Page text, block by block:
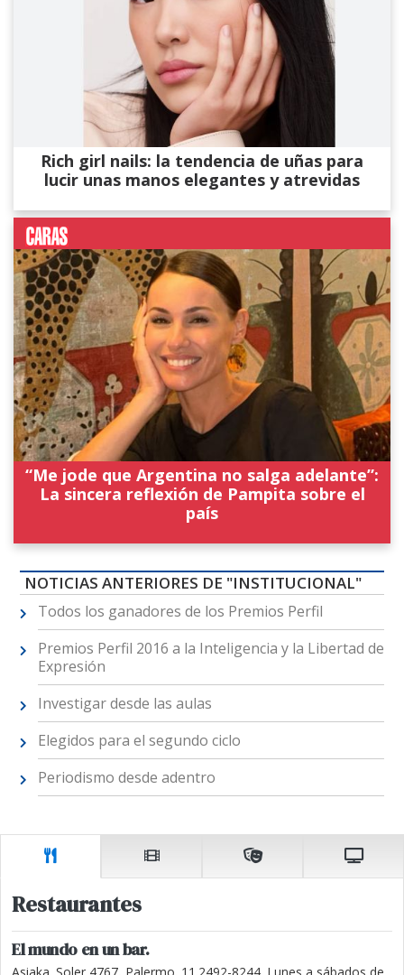
Rich girl nails: la tendencia de uñas para
lucir unas manos elegantes y atrevidas
“Me jode que Argentina no salga adelante”:
La sincera reflexión de Pampita sobre el
país
NOTICIAS ANTERIORES DE "INSTITUCIONAL"
Todos los ganadores de los Premios Perfil
Premios Perfil 2016 a la Inteligencia y la Libertad de
Expresión
Investigar desde las aulas
Elegidos para el segundo ciclo
Periodismo desde adentro
Restaurantes
El mundo en un bar.